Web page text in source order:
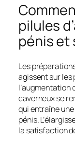
pilules
pénis et
Les
agissent sur les
l’augmentation
caverneux se
qui entraîne
pénis.
la satisfaction